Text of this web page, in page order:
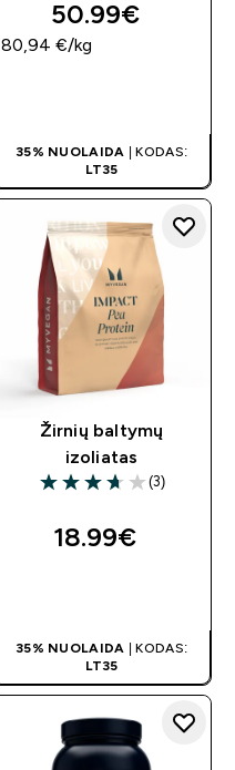
50.99€‎
80,94 €‎/kg
35% NUOLAIDA | KODAS:
LT35
Žirnių baltymų
izoliatas
3.67 out of 5 stars
(3)
18.99€‎
35% NUOLAIDA | KODAS:
LT35